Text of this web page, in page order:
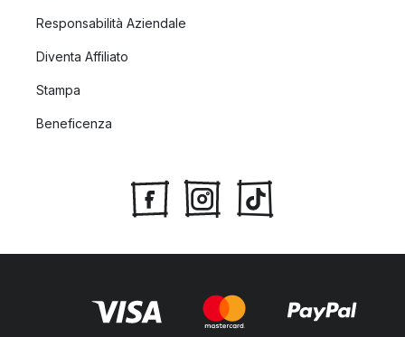
Responsabilità Aziendale
Diventa Affiliato
Stampa
Beneficenza